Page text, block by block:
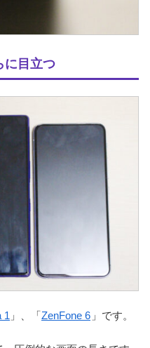
に目立つ
1 」、「ZenFone 6 」です。